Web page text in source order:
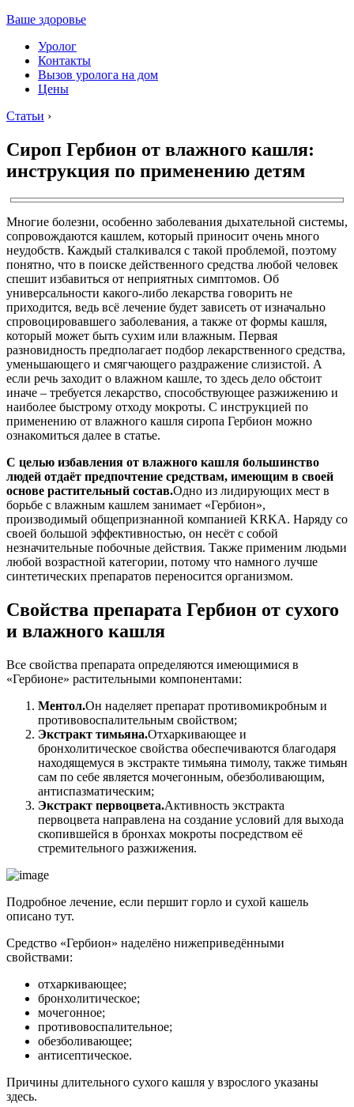
Ваше здоровье
Уролог
Контакты
Вызов уролога на дом
Цены
Статьи ›
Сироп Гербион от влажного кашля:
инструкция по применению детям
Многие болезни, особенно заболевания дыхательной системы,
сопровождаются кашлем, который приносит очень много
неудобств. Каждый сталкивался с такой проблемой, поэтому
понятно, что в поиске действенного средства любой человек
спешит избавиться от неприятных симптомов. Об
универсальности какого-либо лекарства говорить не
приходится, ведь всё лечение будет зависеть от изначально
спровоцировавшего заболевания, а также от формы кашля,
который может быть сухим или влажным. Первая
разновидность предполагает подбор лекарственного средства,
уменьшающего и смягчающего раздражение слизистой. А
если речь заходит о влажном кашле, то здесь дело обстоит
иначе – требуется лекарство, способствующее разжижению и
наиболее быстрому отходу мокроты. С инструкцией по
применению от влажного кашля сиропа Гербион можно
ознакомиться далее в статье.
С целью избавления от влажного кашля большинство
людей отдаёт предпочтение средствам, имеющим в своей
основе растительный состав.Одно из лидирующих мест в
борьбе с влажным кашлем занимает «Гербион»,
производимый общепризнанной компанией KRKA. Наряду со
своей большой эффективностью, он несёт с собой
незначительные побочные действия. Также применим людьми
любой возрастной категории, потому что намного лучше
синтетических препаратов переносится организмом.
Свойства препарата Гербион от сухого
и влажного кашля
Все свойства препарата определяются имеющимися в
«Гербионе» растительными компонентами:
Ментол.Он наделяет препарат противомикробным и
противовоспалительным свойством;
Экстракт тимьяна.Отхаркивающее и
бронхолитическое свойства обеспечиваются благодаря
находящемуся в экстракте тимьяна тимолу, также тимьян
сам по себе является мочегонным, обезболивающим,
антиспазматическим;
Экстракт первоцвета.Активность экстракта
первоцвета направлена на создание условий для выхода
скопившейся в бронхах мокроты посредством её
стремительного разжижения.
Подробное лечение, если першит горло и сухой кашель
описано тут.
Средство «Гербион» наделёно нижеприведёнными
свойствами:
отхаркивающее;
бронхолитическое;
мочегонное;
противовоспалительное;
обезболивающее;
антисептическое.
Причины длительного сухого кашля у взрослого указаны
здесь.